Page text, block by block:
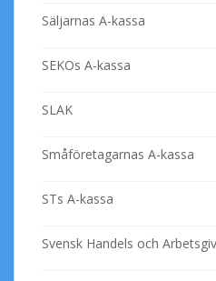
Säljarnas A-kassa
SEKOs A-kassa
SLAK
Småföretagarnas A-kassa
STs A-kassa
Svensk Handels och